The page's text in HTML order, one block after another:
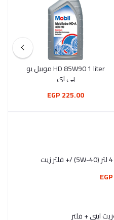
HD 85W90 1 liter موبيل يو
بي اي
225.00 EGP